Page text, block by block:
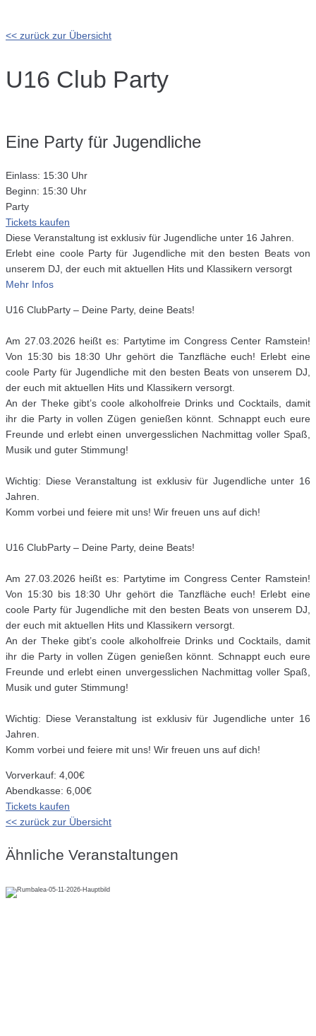
<< zurück zur Übersicht
U16 Club Party
Eine Party für Jugendliche
Einlass: 15:30 Uhr
Beginn: 15:30 Uhr
Party
Tickets kaufen
Diese Veranstaltung ist exklusiv für Jugendliche unter 16 Jahren.
Erlebt eine coole Party für Jugendliche mit den besten Beats von
unserem DJ, der euch mit aktuellen Hits und Klassikern versorgt
Mehr Infos
U16 ClubParty – Deine Party, deine Beats!
Am 27.03.2026 heißt es: Partytime im Congress Center Ramstein!
Von 15:30 bis 18:30 Uhr gehört die Tanzfläche euch! Erlebt eine
coole Party für Jugendliche mit den besten Beats von unserem DJ,
der euch mit aktuellen Hits und Klassikern versorgt.
An der Theke gibt’s coole alkoholfreie Drinks und Cocktails, damit
ihr die Party in vollen Zügen genießen könnt. Schnappt euch eure
Freunde und erlebt einen unvergesslichen Nachmittag voller Spaß,
Musik und guter Stimmung!
Wichtig: Diese Veranstaltung ist exklusiv für Jugendliche unter 16
Jahren.
Komm vorbei und feiere mit uns! Wir freuen uns auf dich!
U16 ClubParty – Deine Party, deine Beats!
Am 27.03.2026 heißt es: Partytime im Congress Center Ramstein!
Von 15:30 bis 18:30 Uhr gehört die Tanzfläche euch! Erlebt eine
coole Party für Jugendliche mit den besten Beats von unserem DJ,
der euch mit aktuellen Hits und Klassikern versorgt.
An der Theke gibt’s coole alkoholfreie Drinks und Cocktails, damit
ihr die Party in vollen Zügen genießen könnt. Schnappt euch eure
Freunde und erlebt einen unvergesslichen Nachmittag voller Spaß,
Musik und guter Stimmung!
Wichtig: Diese Veranstaltung ist exklusiv für Jugendliche unter 16
Jahren.
Komm vorbei und feiere mit uns! Wir freuen uns auf dich!
Vorverkauf: 4,00€
Abendkasse: 6,00€
Tickets kaufen
<< zurück zur Übersicht
Ähnliche Veranstaltungen